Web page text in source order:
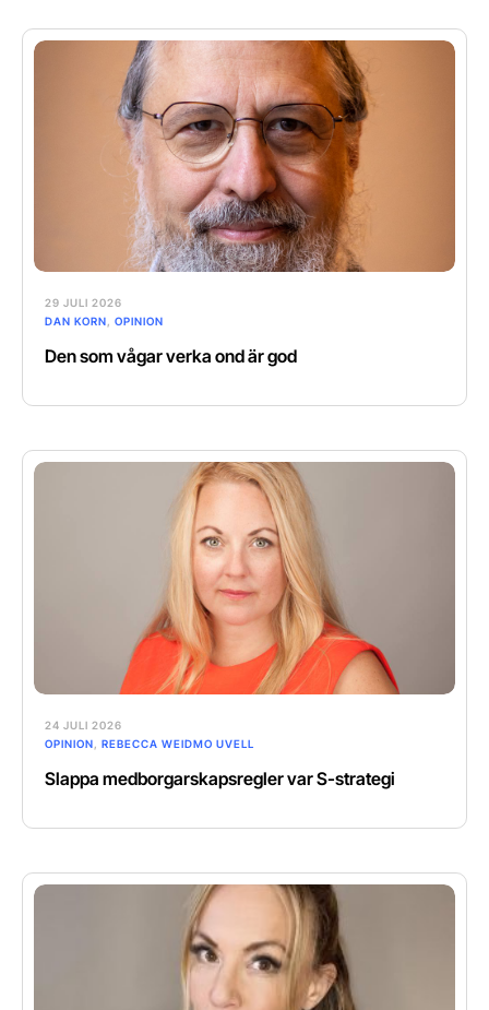
29 JULI 2026
DAN KORN, OPINION
Den som vågar verka ond är god
24 JULI 2026
OPINION
REBECCA WEIDMO UVELL
Slappa medborgarskapsregler var S-strategi